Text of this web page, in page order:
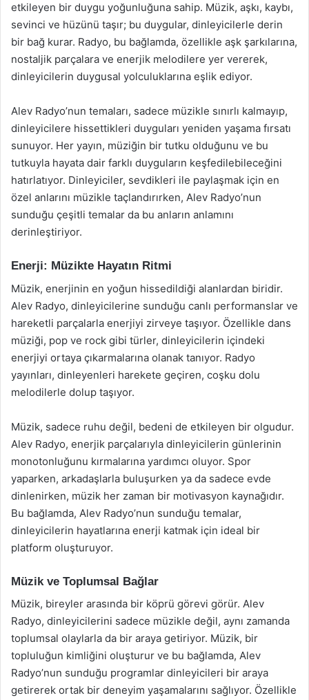
etkileyen bir duygu yoğunluğuna sahip. Müzik, aşkı, kaybı,
sevinci ve hüzünü taşır; bu duygular, dinleyicilerle derin
bir bağ kurar. Radyo, bu bağlamda, özellikle aşk şarkılarına,
nostaljik parçalara ve enerjik melodilere yer vererek,
dinleyicilerin duygusal yolculuklarına eşlik ediyor.
Alev Radyo’nun temaları, sadece müzikle sınırlı kalmayıp,
dinleyicilere hissettikleri duyguları yeniden yaşama fırsatı
sunuyor. Her yayın, müziğin bir tutku olduğunu ve bu
tutkuyla hayata dair farklı duyguların keşfedilebileceğini
hatırlatıyor. Dinleyiciler, sevdikleri ile paylaşmak için en
özel anlarını müzikle taçlandırırken, Alev Radyo’nun
sunduğu çeşitli temalar da bu anların anlamını
derinleştiriyor.
Enerji: Müzikte Hayatın Ritmi
Müzik, enerjinin en yoğun hissedildiği alanlardan biridir.
Alev Radyo, dinleyicilerine sunduğu canlı performanslar ve
hareketli parçalarla enerjiyi zirveye taşıyor. Özellikle dans
müziği, pop ve rock gibi türler, dinleyicilerin içindeki
enerjiyi ortaya çıkarmalarına olanak tanıyor. Radyo
yayınları, dinleyenleri harekete geçiren, coşku dolu
melodilerle dolup taşıyor.
Müzik, sadece ruhu değil, bedeni de etkileyen bir olgudur.
Alev Radyo, enerjik parçalarıyla dinleyicilerin günlerinin
monotonluğunu kırmalarına yardımcı oluyor. Spor
yaparken, arkadaşlarla buluşurken ya da sadece evde
dinlenirken, müzik her zaman bir motivasyon kaynağıdır.
Bu bağlamda, Alev Radyo’nun sunduğu temalar,
dinleyicilerin hayatlarına enerji katmak için ideal bir
platform oluşturuyor.
Müzik ve Toplumsal Bağlar
Müzik, bireyler arasında bir köprü görevi görür. Alev
Radyo, dinleyicilerini sadece müzikle değil, aynı zamanda
toplumsal olaylarla da bir araya getiriyor. Müzik, bir
topluluğun kimliğini oluşturur ve bu bağlamda, Alev
Radyo’nun sunduğu programlar dinleyicileri bir araya
getirerek ortak bir deneyim yaşamalarını sağlıyor. Özellikle